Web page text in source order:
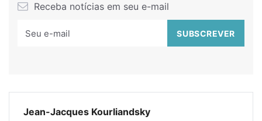
Receba notícias em seu e-mail
Jean-Jacques Kourliandsky